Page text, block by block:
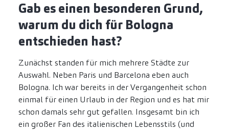
Gab es einen besonderen Grund,
warum du dich für Bologna
entschieden hast?
Zunächst standen für mich mehrere Städte zur
Auswahl. Neben Paris und Barcelona eben auch
Bologna. Ich war bereits in der Vergangenheit schon
einmal für einen Urlaub in der Region und es hat mir
schon damals sehr gut gefallen. Insgesamt bin ich
ein großer Fan des italienischen Lebensstils (und